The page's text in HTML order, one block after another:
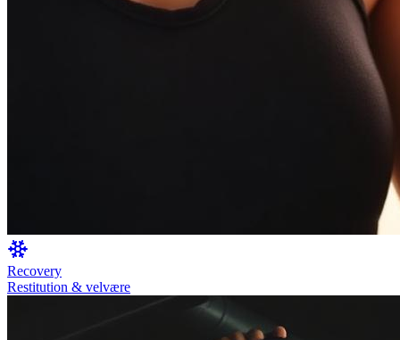
Recovery
Restitution & velvære